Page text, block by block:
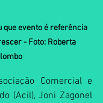
evento é referência
- Foto: Roberta
Comercial e
(Acil), Joni Zagonel